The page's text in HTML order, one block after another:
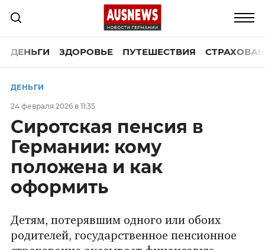
ДЕНЬГИ ЗДОРОВЬЕ ПУТЕШЕСТВИЯ
ДЕНЬГИ
24 февраля 2026 в 11:35
Сиротская пенсия в
Германии: кому
положена и как
оформить
Детям, потерявшим одного или обоих
родителей, государственное пенсионное